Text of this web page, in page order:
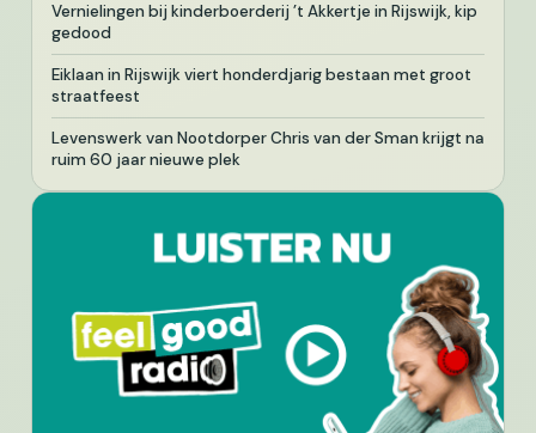
Vernielingen bij kinderboerderij ’t Akkertje in Rijswijk, kip
gedood
Eiklaan in Rijswijk viert honderdjarig bestaan met groot
straatfeest
Levenswerk van Nootdorper Chris van der Sman krijgt na
ruim 60 jaar nieuwe plek